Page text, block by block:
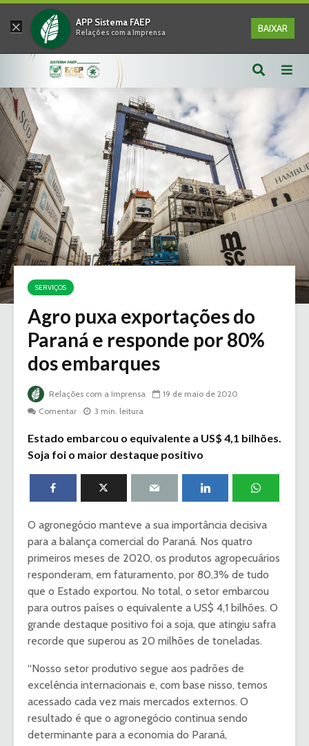
× APP Sistema FAEP
Relações com a Imprensa BAIXAR
SERVIÇOS
Agro puxa exportações do
Paraná e responde por 80%
dos embarques
Relações com a Imprensa
19 de maio de 2020
Comentar
3 min. leitura
Estado embarcou o equivalente a US$ 4,1 bilhões.
Soja foi o maior destaque positivo
O agronegócio manteve a sua importância decisiva
para a balança comercial do Paraná. Nos quatro
primeiros meses de 2020, os produtos agropecuários
responderam, em faturamento, por 80,3% de tudo
que o Estado exportou. No total, o setor embarcou
para outros países o equivalente a US$ 4,1 bilhões. O
grande destaque positivo foi a soja, que atingiu safra
recorde que superou as 20 milhões de toneladas.
“Nosso setor produtivo segue aos padrões de
excelência internacionais e, com base nisso, temos
acessado cada vez mais mercados externos. O
resultado é que o agronegócio continua sendo
determinante para a economia do Paraná,